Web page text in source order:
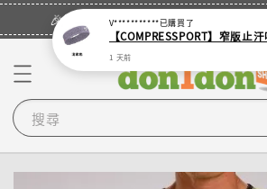
🎉登入會員・領取您的專屬折扣券！
搜尋
V***********已購買了
1 天前